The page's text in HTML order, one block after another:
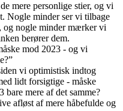
mere personlige stier, og vi
Nogle minder ser vi tilbage
og nogle minder mærker vi
berører dem.
mod 2023 - og vi
vi optimistisk indtog
lidt forsigtige - måske
mere af det samme?
afløst af mere håbefulde og